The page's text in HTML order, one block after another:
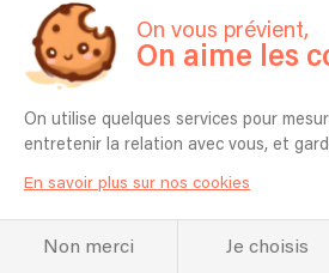
C'est pas fini !
Découvrez
Plus d'articles
. . .
On vous prévient,
On aime les
On utilise quelques services pour
entretenir la relation avec vous, et
En savoir plus sur nos cookies
Non merci Je choisis